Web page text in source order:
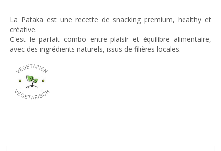
La Pataka est une recette de snacking premium, healthy et
créative.
C'est le parfait combo entre plaisir et équilibre alimentaire,
avec des ingrédients naturels, issus de filières locales.